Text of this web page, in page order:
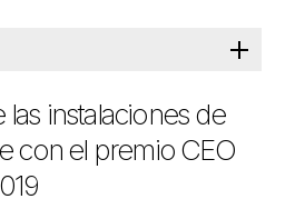
instalaciones de
con el premio CEO